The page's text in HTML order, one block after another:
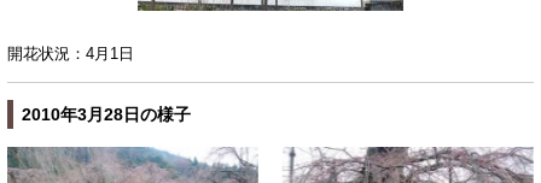
開花状況：4月1日
2010年3月28日の様子